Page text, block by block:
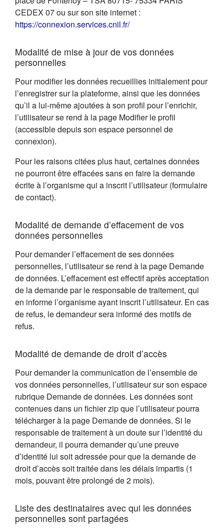
CEDEX 07 ou sur son site internet :
https://connexion.services.cnil.fr/(s'ouvre dans un nouvel
Modalité de mise à jour de vos données
personnelles
Pour modifier les données recueillies initialement pour
l’enregistrer sur la plateforme, ainsi que les données
qu’il a lui-même ajoutées à son profil pour l’enrichir,
l’utilisateur se rend à la page Modifier le profil
(accessible depuis son espace personnel de
connexion).
Pour les raisons citées plus haut, certaines données
ne pourront être effacées sans en faire la demande
écrite à l’organisme qui a inscrit l’utilisateur (formulaire
de contact).
Modalité de demande d’effacement de vos
données personnelles
Pour demander l’effacement de ses données
personnelles, l’utilisateur se rend à la page Demande
de données. L’effacement est effectif après acceptation
de la demande par le responsable de traitement, qui
en informe l’organisme ayant inscrit l’utilisateur. En cas
de refus, le demandeur sera informé des motifs de
refus.
Modalité de demande de droit d’accès
Pour demander la communication de l’ensemble de
vos données personnelles, l’utilisateur sur son espace
rubrique Demande de données. Les données sont
contenues dans un fichier zip que l’utilisateur pourra
télécharger à la page Demande de données. Si le
responsable de traitement à un doute sur l’identité du
demandeur, il pourra demander qu’une preuve
d’identité lui soit adressée pour que la demande de
droit d’accès soit traitée dans les délais impartis (1
mois, pouvant être prolongé de 2 mois).
Liste des destinataires avec qui les données
personnelles sont partagées